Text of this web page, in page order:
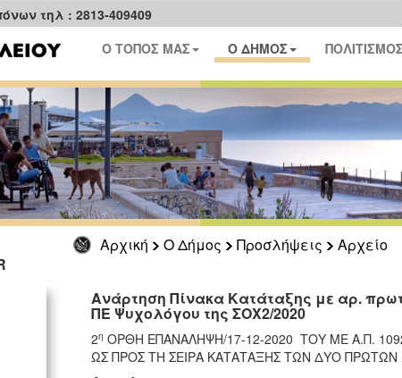
τηλ : 2813-409409
Ο ΤΟΠΟΣ ΜΑΣ Ο ΔΗΜΟΣ ΠΟΛΙΤΙΣΜΟΣ
Αρχική Ο Δήμος Προσλήψεις
Αρχείο
Ανάρτηση Πίνακα Κατάταξης με αρ.
ΠΕ Ψυχολόγου της ΣΟΧ2/2020
2η ΟΡΘΗ ΕΠΑΝΑΛΗΨΗ/17-12-2020 ΤΟΥ ΜΕ Α.Π.
ΩΣ ΠΡΟΣ ΤΗ ΣΕΙΡΑ ΚΑΤΑΤΑΞΗΣ ΤΩΝ ΔΥΟ